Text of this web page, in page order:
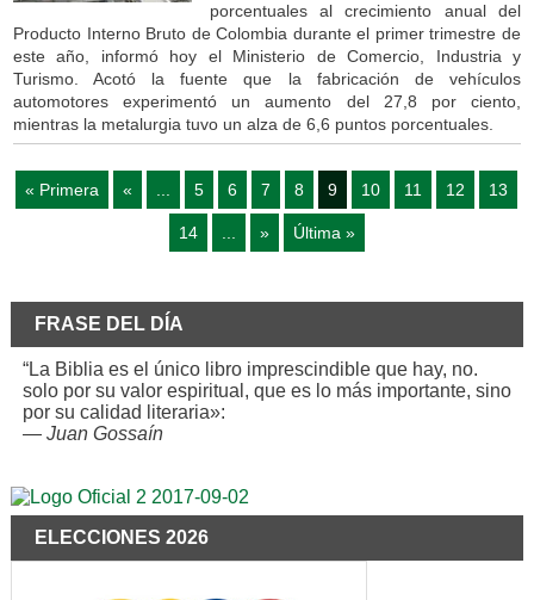
porcentuales al crecimiento anual del
Producto Interno Bruto de Colombia durante el primer trimestre de
este año, informó hoy el Ministerio de Comercio, Industria y
Turismo. Acotó la fuente que la fabricación de vehículos
automotores experimentó un aumento del 27,8 por ciento,
mientras la metalurgia tuvo un alza de 6,6 puntos porcentuales.
« Primera « ... 5 6 7 8 9 10 11 12 13
14 ... » Última »
FRASE DEL DÍA
“La Biblia es el único libro imprescindible que hay, no.
solo por su valor espiritual, que es lo más importante, sino
por su calidad literaria»:
— Juan Gossaín
ELECCIONES 2026